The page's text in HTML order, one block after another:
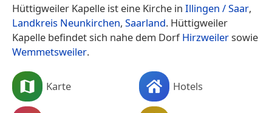
Hüttigweiler Kapelle ist eine Kirche in Illingen / Saar,
Landkreis Neunkirchen, Saarland. Hüttigweiler
Kapelle befindet sich nahe dem DorfHirzweilersowie
Wemmetsweiler.
Karte Hotels